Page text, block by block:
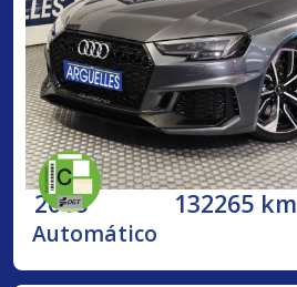
2018 132265 km
Automático